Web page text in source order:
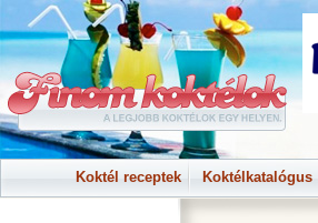
Koktél receptek Koktélkatalógus